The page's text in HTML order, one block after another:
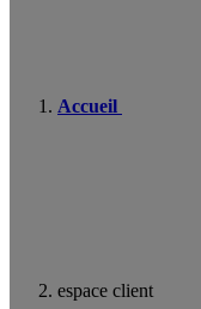
Accueil
espace client